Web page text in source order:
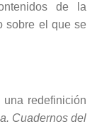
de la
sobre el que se
redefinición
Cuadernos del